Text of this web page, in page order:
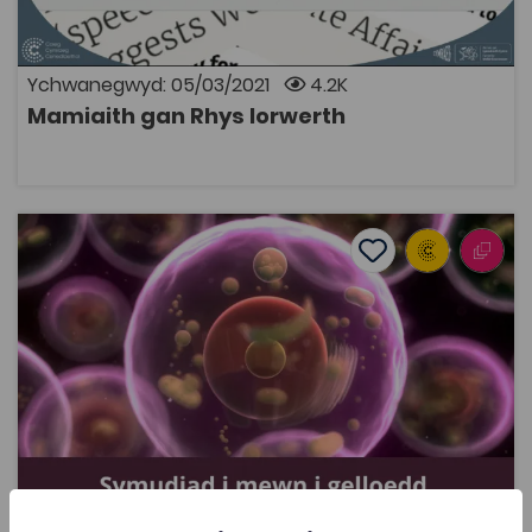
Ychwanegwyd: 05/03/2021 4.2K
Mamiaith gan Rhys Iorwerth
Diwrnod Rhyngwladol Mamiaith 2021. Yn cynnwys fideo
o'r gerdd a chopi PDF o'r geiriau ar gyfer deunydd
astudio. © Rhys Iorwerth 2021
Symudiad i mewn ac allan o gelloedd
Add to favourites
Dyddiad cyhoeddi: 2021 Add to favourites
Symudiad i mewn ac allan o gelloedd
Dwyieithog
Tagiau
Iechyd a Gofal Meddygaeth
Addysg Ôl-16
150 Adnodd
Adnodd Coleg Cymraeg
Cafodd yr adnodd ei greu ar gyfer myfyrwyr